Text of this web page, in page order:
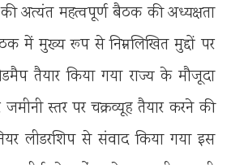
अत्यंत महत्वपूर्ण बैठक की अध्यक्षता
में मुख्य रूप से निम्नलिखित मुद्दों पर
तैयार किया गया राज्य के मौजूदा
स्तर पर चक्रव्यूह तैयार करने की
लीडरशिप से संवाद किया गया इस